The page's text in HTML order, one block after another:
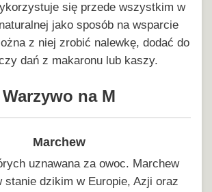
się przede wszystkim w
jako sposób na wsparcie
z niej zrobić nalewkę, dodać do
dań z makaronu lub kaszy.
Warzywo na M
Marchew
uznawana za owoc. Marchew
stanie dzikim w Europie, Azji oraz